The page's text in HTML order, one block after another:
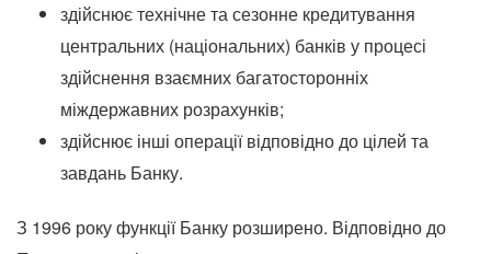
здійснює технічне та сезонне кредитування
центральних (національних) банків у процесі
здійснення взаємних багатосторонніх
міждержавних розрахунків;
здійснює інші операції відповідно до цілей та
завдань Банку.
З 1996 року функції Банку розширено. Відповідно до